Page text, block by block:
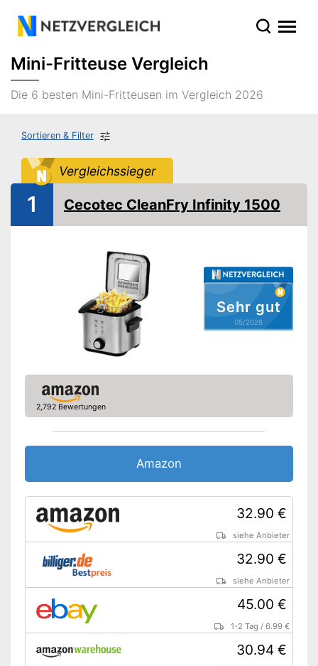
Mini-Fritteuse Vergleich
Die 6 besten Mini-Fritteusen im Vergleich 2026
Sortieren & Filter
Vergleichssieger
Sehr gut
05/2026
1 Cecotec CleanFry Infinity 1500
2,792 Bewertungen
Amazon
32.90 €
siehe Anbieter
32.90 €
siehe Anbieter
45.00 €
1-2 Tag /6.99 €
30.94 €